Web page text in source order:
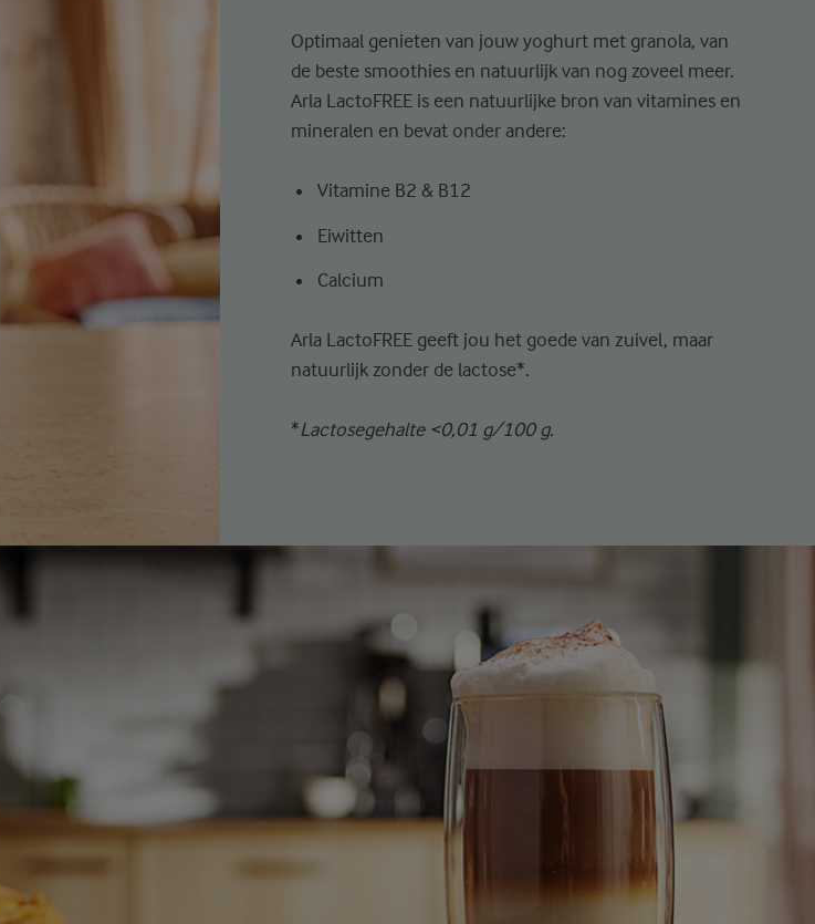
Optimaal genieten van jouw yoghurt met granola, van
de beste smoothies en natuurlijk van nog zoveel meer.
Arla LactoFREE is een natuurlijke bron van vitamines en
mineralen en bevat onder andere:
Vitamine B2 & B12
Eiwitten
Calcium
Arla LactoFREE geeft jou het goede van zuivel, maar
natuurlijk zonder de lactose*.
*Lactosegehalte <0,01 g/100 g.